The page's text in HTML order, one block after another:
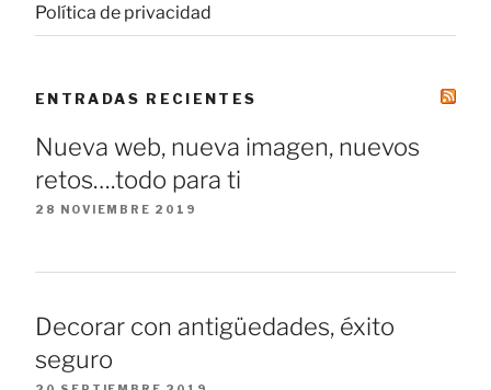
Política de privacidad
ENTRADAS RECIENTES
Nueva web, nueva imagen, nuevos
retos….todo para ti
28 NOVIEMBRE 2019
Decorar con antigüedades, éxito
seguro